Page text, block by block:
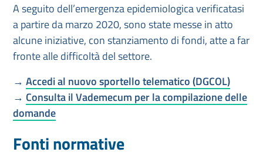
A seguito dell’emergenza epidemiologica verificatasi
a partire da marzo 2020, sono state messe in atto
alcune iniziative, con stanziamento di fondi, atte a far
fronte alle difficoltà del settore.
→ Accedi al nuovo sportello telematico (DGCOL)
→ Consulta il Vademecum per la compilazione delle
domande
Fonti normative